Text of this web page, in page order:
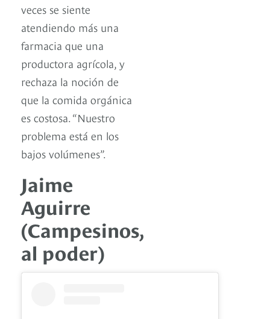
veces se siente
atendiendo más una
farmacia que una
productora agrícola, y
rechaza la noción de
que la comida orgánica
es costosa. “Nuestro
problema está en los
bajos volúmenes”.
Jaime
Aguirre
(Campesinos,
al poder)